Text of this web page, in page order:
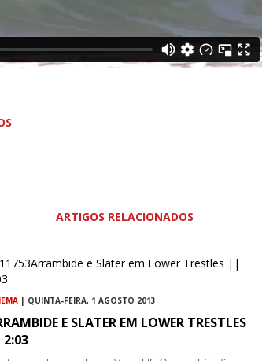
ARTIGOS RELACIONADOS
| QUINTA-FEIRA, 1 AGOSTO 2013
E SLATER EM LOWER TRESTLES